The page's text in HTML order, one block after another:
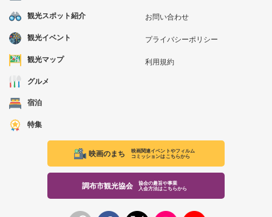
観光スポット紹介
観光イベント
観光マップ
グルメ
宿泊
特集
お問い合わせ
プライバシーポリシー
利用規約
映画のまち
映画関連イベントやフィルム
コミッションはこちらから
調布市観光協会
協会の趣旨や事業
入会方法はこちらから